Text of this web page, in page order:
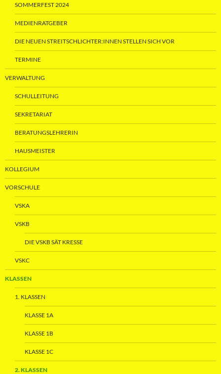
SOMMERFEST 2024
MEDIENRATGEBER
DIE NEUEN STREITSCHLICHTER:INNEN STELLEN SICH VOR
TERMINE
VERWALTUNG
SCHULLEITUNG
SEKRETARIAT
BERATUNGSLEHRERIN
HAUSMEISTER
KOLLEGIUM
VORSCHULE
VSKA
VSKB
DIE VSKB SÄT KRESSE
VSKC
KLASSEN
1. KLASSEN
KLASSE 1A
KLASSE 1B
KLASSE 1C
2. KLASSEN